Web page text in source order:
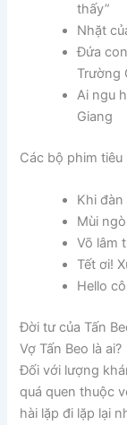
thấy”
Nhặt
Đứa
Trường
Ai ngu
Giang
Các bộ phim tiêu
Khi
Mùi
Võ lâm
Tết ơi!
Hello
Đời tư của Tấn
Vợ Tấn Beo là ai?
Đối với lượng
quá quen thuộc
hài lặp đi lặp lại